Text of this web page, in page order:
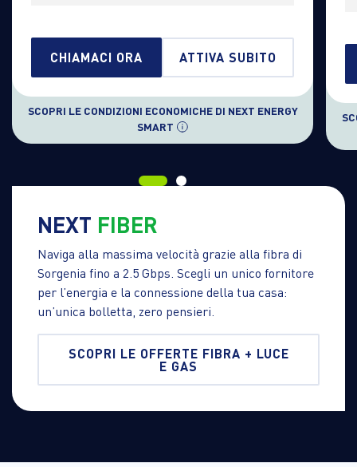
CHIAMACI ORA ATTIVA SUBITO
SCOPRI LE CONDIZIONI ECONOMICHE DI NEXT ENERGY
SMART
NEXT FIBER
Naviga alla massima velocità grazie alla fibra di
Sorgenia fino a 2.5 Gbps. Scegli un unico fornitore
per l’energia e la connessione della tua casa:
un’unica bolletta, zero pensieri.
SCOPRI LE OFFERTE FIBRA + LUCE
E GAS